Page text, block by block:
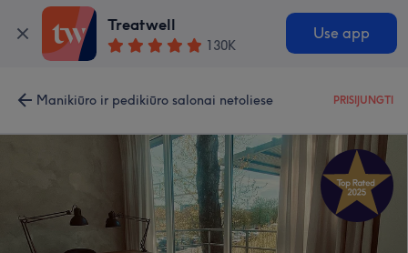
Treatwell
130K
Use app
Manikiūro ir pedikiūro salonai netoliese PRISIJUNGTI